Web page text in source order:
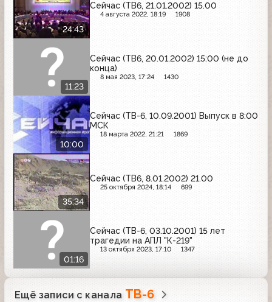
24:43
Сейчас (ТВ6, 21.01.2002) 15.00
4 августа 2022, 18:19 1908
11:23
Сейчас (ТВ6, 20.01.2002) 15:00 (не до
конца)
8 мая 2023, 17:24 1430
10:00
Сейчас (ТВ-6, 10.09.2001) Выпуск в 8:00
МСК
18 марта 2022, 21:21 1869
35:34
Сейчас (ТВ6, 8.01.2002) 21.00
25 октября 2024, 18:14 699
01:16
Сейчас (ТВ-6, 03.10.2001) 15 лет
трагедии на АПЛ "К-219"
13 октября 2023, 17:10 1347
Ещё записи с канала ТВ-6